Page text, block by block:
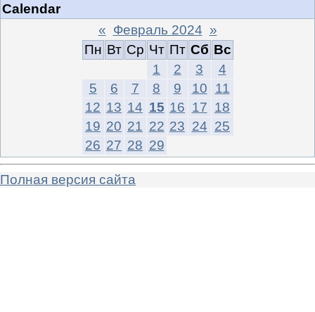
Calendar
« Февраль 2024 »
Пн Вт Ср Чт Пт Сб Вс
1
2 3
4
5
6 7 8 9 10
11
12 13 14 15 16 17 18
19 20 21 22 23 24 25
26 27 28 29
Полная версия сайта